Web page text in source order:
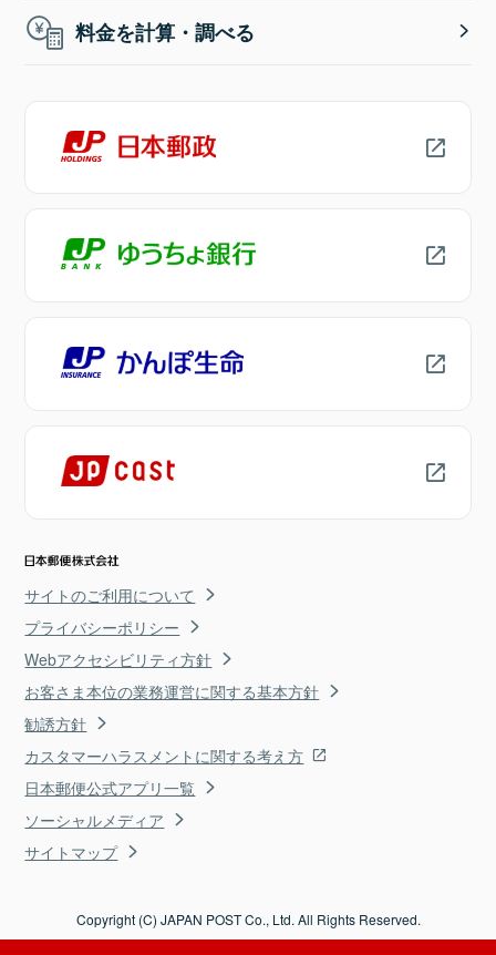
料金を計算・調べる
サイトのご利用について
プライバシーポリシー
Webアクセシビリティ方針
お客さま本位の業務運営に関する基本方針
勧誘方針
カスタマーハラスメントに関する考え方
日本郵便公式アプリ一覧
ソーシャルメディア
サイトマップ
Copyright (C) JAPAN POST Co., Ltd. All Rights Reserved.